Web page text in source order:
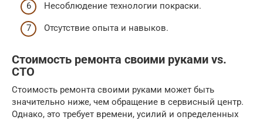
Несоблюдение технологии покраски.
Отсутствие опыта и навыков.
Стоимость ремонта своими руками vs.
СТО
Стоимость ремонта своими руками может быть
значительно ниже, чем обращение в сервисный центр.
Однако, это требует времени, усилий и определенных